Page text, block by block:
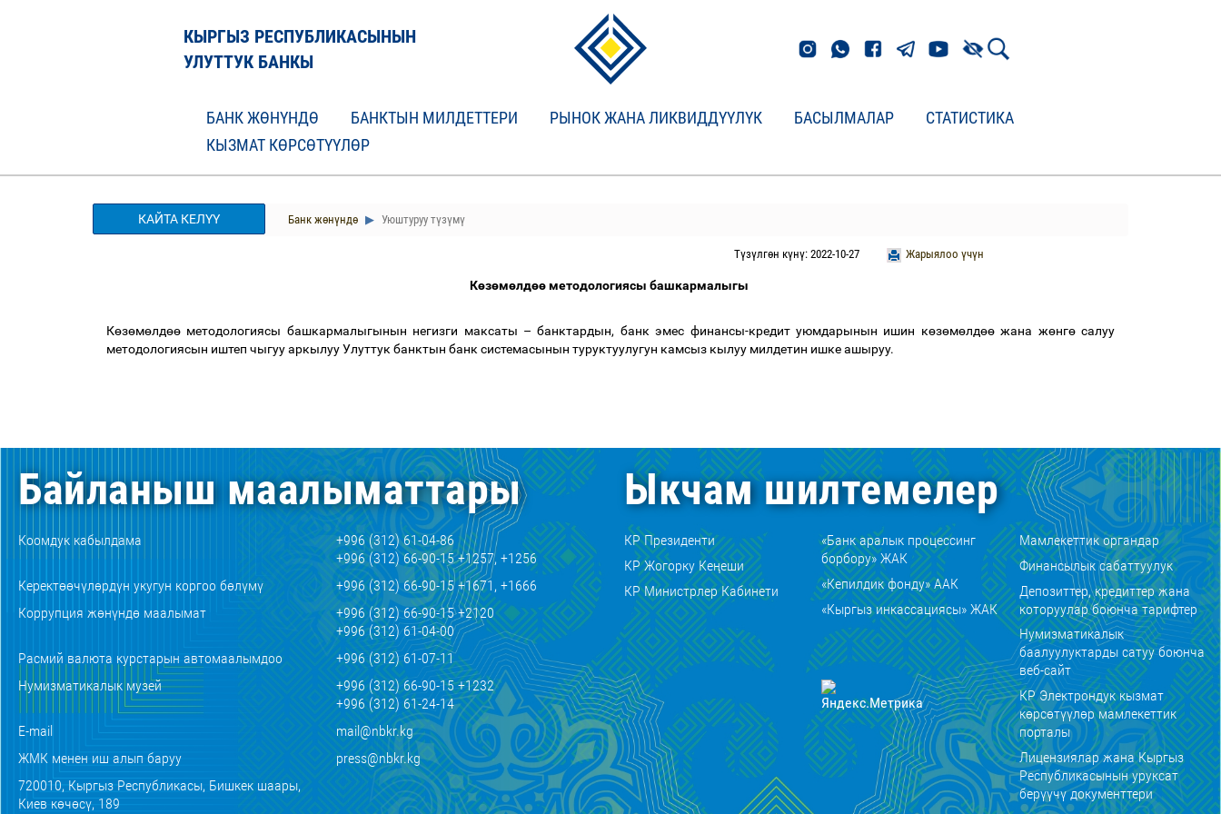
КЫРГЫЗ РЕСПУБЛИКАСЫНЫН
УЛУТТУК БАНКЫ
БАНК ЖӨНҮНДӨ БАНКТЫН МИЛДЕТТЕРИ РЫНОК ЖАНА ЛИКВИДДҮҮЛҮК БАСЫЛМАЛАР
СТАТИСТИКА
КЫЗМАТ КӨРСӨТҮҮЛӨР
КАЙТА КЕЛҮҮ Банк жөнүндө Уюштуруу түзүмү
Жарыялоо үчүн
Түзүлгөн күнү: 2022-10-27
Көзөмөлдөөметодологиясы башкармалыгы
Көзөмөлдөө методологиясы башкармалыгынын негизги максаты – банктардын, банк эмес финансы-кредит уюмдарынын ишин көзөмөлдөөжана жөнгөсалуу
методологиясын иштеп чыгуу аркылуу Улуттук банктын банк системасынын туруктуулугун камсыз кылуу милдетин ишке ашыруу.
Байланыш маалыматтары
Коомдук кабылдама
+996 (312) 61-04-86
+996 (312) 66-90-15 +1257, +1256
Керектөөчүлөрдүн укугун коргоо бөлүмү
+996 (312) 66-90-15 +1671, +1666
Коррупция жөнүндө маалымат
+996 (312) 66-90-15 +2120
+996 (312) 61-04-00
Расмий валюта курстарын автомаалымдоо
+996 (312) 61-07-11
Нумизматикалык музей
+996 (312) 66-90-15 +1232
+996 (312) 61-24-14
E-mail
mail@nbkr.kg
ЖМК менен иш алып баруу
press@nbkr.kg
720010, Кыргыз Республикасы, Бишкек шаары,
Киев көчөсү, 189
Ыкчам шилтемелер
КР Президенти
КР Жогорку Кеңеши
КР Министрлер Кабинети
«Банк аралык процессинг
борбору» ЖАК
«Кепилдик фонду» ААК
«Кыргыз инкассациясы» ЖАК
Мамлекеттик органдар
Финансылык сабаттуулук
Депозиттер, кредиттер жана
которуулар боюнча тарифтер
Нумизматикалык
баалуулуктарды сатуу боюнча
веб-сайт
КР Электрондук кызмат
көрсөтүүлөр мамлекеттик
порталы
Лицензиялар жана Кыргыз
Республикасынын уруксат
берүүчү документтери